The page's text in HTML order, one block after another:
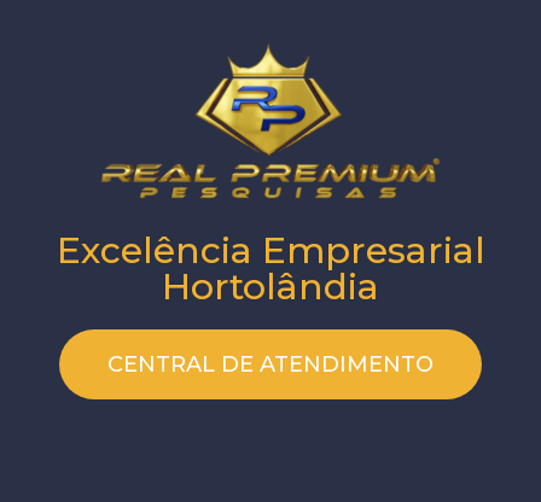
Excelência Empresarial
Hortolândia
CENTRAL DE ATENDIMENTO